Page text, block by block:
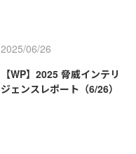
2025/06/26
【WP】2025 脅威インテリ
ジェンスレポート（6/26）